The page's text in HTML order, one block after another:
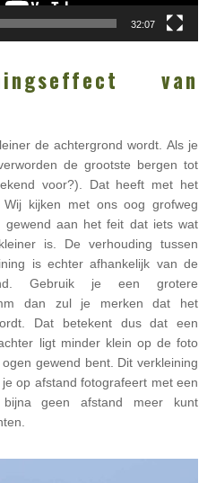
32:07
van
de achtergrond wordt. Als je
de grootste bergen tot
voor?). Dat heeft met het
Wij kijken met ons oog grofweg
aan het feit dat iets wat
is. De verhouding tussen
is echter afhankelijk van de
Gebruik je een grotere
dan zul je merken dat het
Dat betekent dus dat een
ligt minder klein op de foto
gewend bent. Dit verkleining
op afstand fotografeert met een
geen afstand meer kunt